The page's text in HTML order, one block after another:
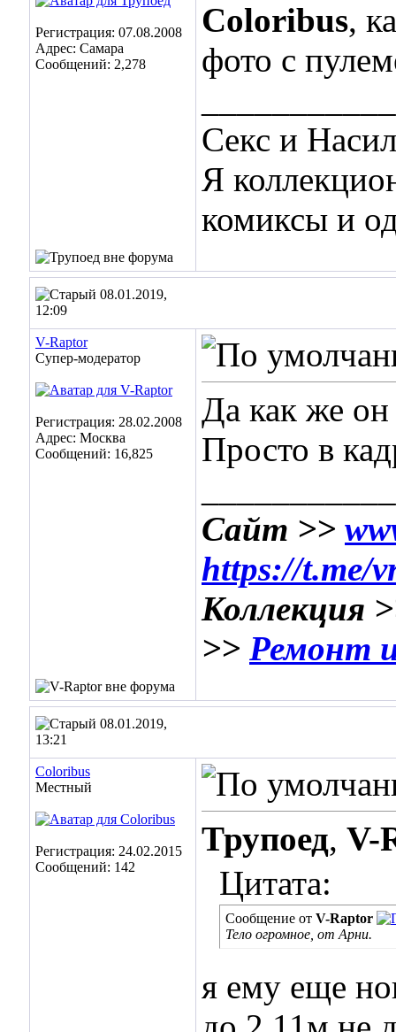
Регистрация: 07.08.2008
Адрес: Самара
Сообщений: 2,278
Coloribus,
фото с
Секс и
Я
комиксы и
08.01.2019,
12:09
V-Raptor
Супер-модератор
Регистрация: 28.02.2008
Адрес: Москва
Сообщений: 16,825
Да как же
Просто в
Сайт >>
https://t.me/
Коллекция
>> Ремонт
08.01.2019,
13:21
Coloribus
Местный
Регистрация: 24.02.2015
Сообщений: 142
Трупоед, V-
Цитата:
Сообщение от V-Raptor
Тело огромное, от Арни.
я ему еще